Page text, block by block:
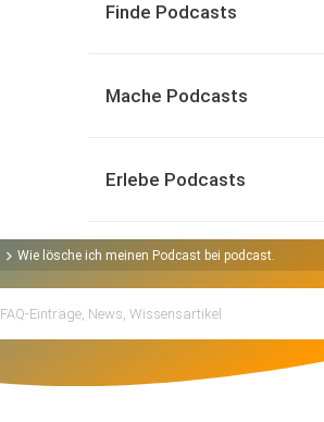
Finde Podcasts
Mache Podcasts
Erlebe Podcasts
Wie lösche ich meinen Podcast bei podcast.de aus